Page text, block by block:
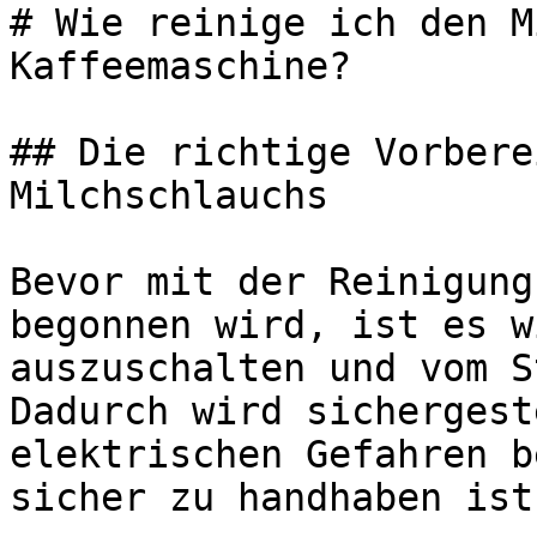
# Wie reinige ich den
Kaffeemaschine?
## Die richtige
Milchschlauchs
Bevor mit der
begonnen wird, ist es
auszuschalten und vom
Dadurch wird
elektrischen Gefahren
sicher zu handhaben